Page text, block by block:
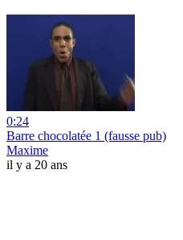
0:24
Barre chocolatée 1 (fausse pub)
Maxime
il y a 20 ans